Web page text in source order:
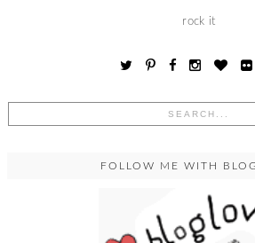
rock it
FOLLOW ME WITH